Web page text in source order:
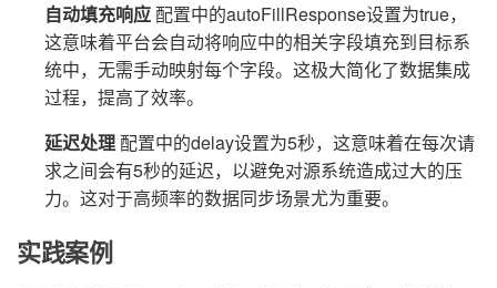
自动填充响应 配置中的autoFillResponse设置为true，
这意味着平台会自动将响应中的相关字段填充到目标系
统中，无需手动映射每个字段。这极大简化了数据集成
过程，提高了效率。
延迟处理 配置中的delay设置为5秒，这意味着在每次请
求之间会有5秒的延迟，以避免对源系统造成过大的压
力。这对于高频率的数据同步场景尤为重要。
实践案例